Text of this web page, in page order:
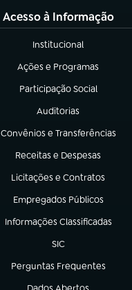
Acesso à Informação
Institucional
(abre em nova aba)
Ações e Programas
(abre em nova aba)
Participação Social
(abre em nova aba)
Auditorias
(abre em nova aba)
Convênios e Transferências
(abre em nova aba)
Receitas e Despesas
(abre em nova aba)
Licitações e Contratos
(abre em nova aba)
Empregados Públicos
(abre em nova aba)
Informações Classificadas
(abre em nova aba)
SIC
(abre em nova aba)
Perguntas Frequentes
(abre em nova aba)